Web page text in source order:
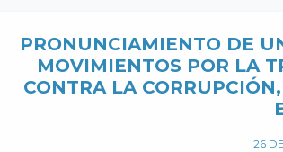
PRONUNCIAMIENTO DE
MOVIMIENTOS POR LA
CONTRA LA
26